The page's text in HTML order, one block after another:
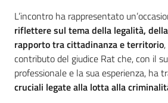
Assemblea
legislativa
Assemblea
L’incontro ha rappresentato
riflettere sul tema della legalità,
rapporto tra cittadinanza e territorio
contributo del giudice Rat che, con il
professionale e la sua esperienza, ha
cruciali legate alla lotta alla